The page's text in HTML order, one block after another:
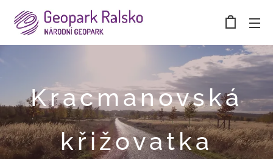
Kracmanovská
křižovatka